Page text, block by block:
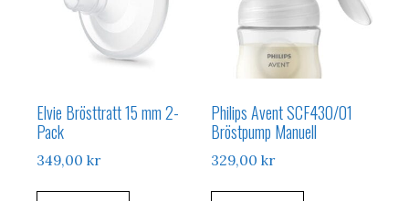
Elvie Brösttratt 15 mm 2-
Pack
349,00 kr
Philips Avent SCF430/01
Bröstpump Manuell
329,00kr